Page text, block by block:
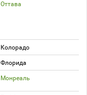
Оттава
Колорадо
Флорида
Монреаль